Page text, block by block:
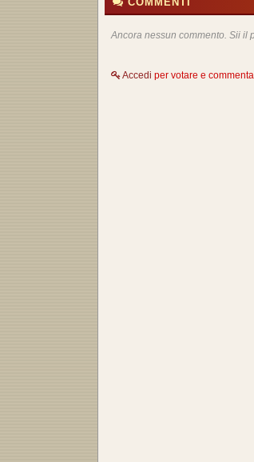
Ancora nessun commento. Sii il
Accedi per votare e